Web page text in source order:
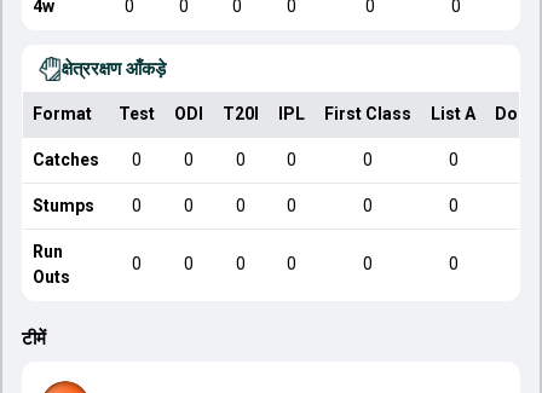
4w 0 0 0 0 0 0
क्षेत्ररक्षण आँकड़े
Format Test ODI T20I IPL First Class List A
Catches 0 0 0 0 0 0
Stumps 0 0 0 0 0 0
Run
Outs
0 0 0 0 0 0
टीमें